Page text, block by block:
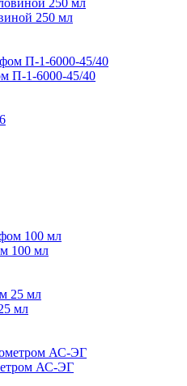
250 мл
П-1-6000-45/40
100 мл
мл
АС-ЭГ